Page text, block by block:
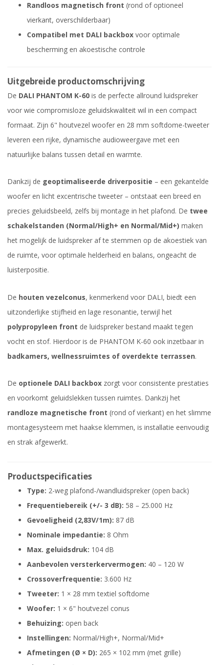
Randloos magnetisch front (rond of optioneel
vierkant, overschilderbaar)
Compatibel met DALI backbox voor optimale
bescherming en akoestische controle
Uitgebreide productomschrijving
De DALI PHANTOM K-60 is de perfecte allround luidspreker
voor wie compromisloze geluidskwaliteit wil in een compact
formaat. Zijn 6" houtvezel woofer en 28 mm softdome-tweeter
leveren een rijke, dynamische audioweergave met een
natuurlijke balans tussen detail en warmte.
Dankzij de geoptimaliseerde driverpositie – een gekantelde
woofer en licht excentrische tweeter – ontstaat een breed en
precies geluidsbeeld, zelfs bij montage in het plafond. De twee
schakelstanden (Normal/High+ en Normal/Mid+) maken
het mogelijk de luidspreker af te stemmen op de akoestiek van
de ruimte, voor optimale helderheid en balans, ongeacht de
luisterpositie.
De houten vezelconus, kenmerkend voor DALI, biedt een
uitzonderlijke stijfheid en lage resonantie, terwijl het
polypropyleen front de luidspreker bestand maakt tegen
vocht en stof. Hierdoor is de PHANTOM K-60 ook inzetbaar in
badkamers, wellnessruimtes of overdekte terrassen.
De optionele DALI backbox zorgt voor consistente prestaties
en voorkomt geluidslekken tussen ruimtes. Dankzij het
randloze magnetische front (rond of vierkant) en het slimme
montagesysteem met haakse klemmen, is installatie eenvoudig
en strak afgewerkt.
Productspecificaties
Type: 2-weg plafond-/wandluidspreker (open back)
Frequentiebereik (+/- 3 dB): 58 – 25.000 Hz
Gevoeligheid (2,83V/1m): 87 dB
Nominale impedantie: 8 Ohm
Max. geluidsdruk: 104 dB
Aanbevolen versterkervermogen: 40 – 120 W
Crossoverfrequentie: 3.600 Hz
Tweeter: 1 × 28 mm textiel softdome
Woofer: 1 × 6" houtvezel conus
Behuizing: open back
Instellingen: Normal/High+, Normal/Mid+
Afmetingen (Ø × D): 265 × 102 mm (met grille)